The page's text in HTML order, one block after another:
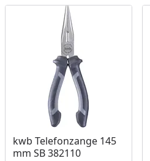
kwb Telefonzange 145
mm SB 382110